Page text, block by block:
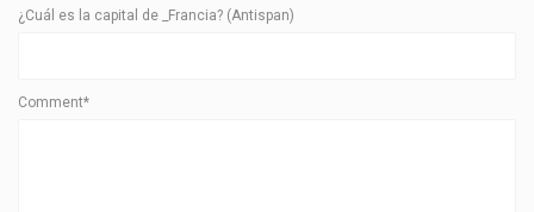
¿Cuál es la capital de _Francia? (Antispan)
Comment*